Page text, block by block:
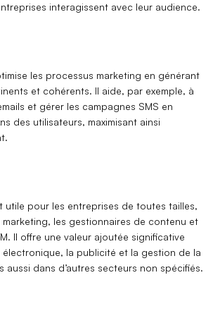
interagissent avec leur audience.
les processus marketing en générant
et cohérents. Il aide, par exemple, à
et gérer les campagnes SMS en
des utilisateurs, maximisant ainsi
.
utile pour les entreprises de toutes tailles,
marketing, les gestionnaires de contenu et
Il offre une valeur ajoutée significative
électronique, la publicité et la gestion de la
aussi dans d’autres secteurs non spécifiés.